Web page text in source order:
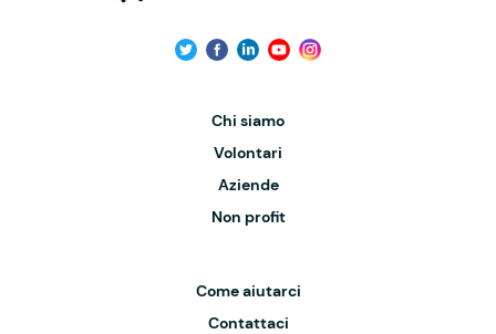
Chi siamo
Volontari
Aziende
Non profit
Come aiutarci
Contattaci